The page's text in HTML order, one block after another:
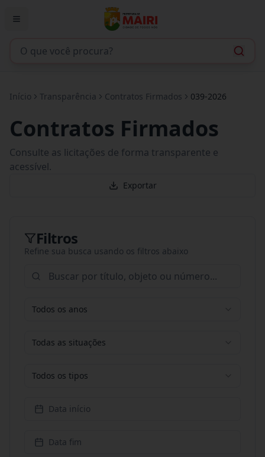
Início Transparência Contratos Firmados 039-2026
Contratos Firmados
Consulte as licitações de forma transparente e
acessível.
Exportar
Filtros
Refine sua busca usando os filtros abaixo
Todos os anos
Todas as situações
Todos os tipos
Data início
Data fim